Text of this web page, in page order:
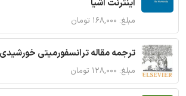
اینترنت اشیا
مبلغ: ۱۶۸,۰۰۰ تومان
ترجمه مقاله ترانسفورمیتی
مبلغ: ۱۲۸,۰۰۰ تومان